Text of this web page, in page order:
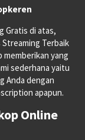
Gratis di atas,
Streaming Terbaik
memberikan yang
sederhana yaitu
Anda dengan
apapun.
Online